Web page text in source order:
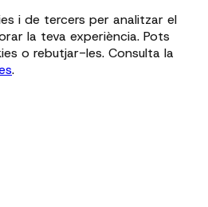
i de tercers per analitzar el
la teva experiència. Pots
o rebutjar-les. Consulta la
.